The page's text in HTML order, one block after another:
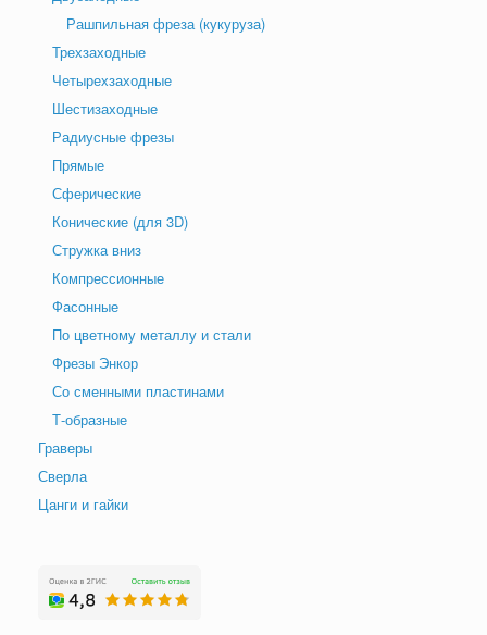
Рашпильная фреза (кукуруза)
Трехзаходные
Четырехзаходные
Шестизаходные
Радиусные фрезы
Прямые
Сферические
Конические (для 3D)
Стружка вниз
Компрессионные
Фасонные
По цветному металлу и стали
Фрезы Энкор
Со сменными пластинами
Т-образные
Граверы
Сверла
Цанги и гайки